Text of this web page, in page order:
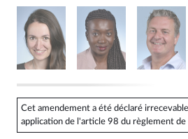
Cet amendement a été déclaré
application de l'article 98 du règlement de